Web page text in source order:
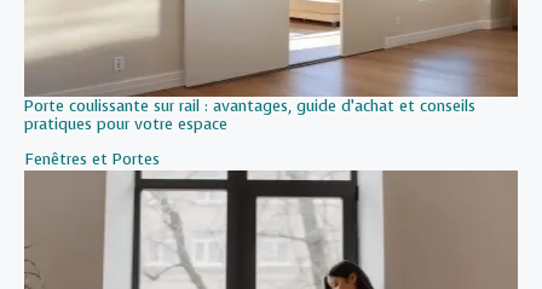
Porte coulissante sur rail : avantages, guide d’achat et conseils
pratiques pour votre espace
Par rapport à
Fenêtres et Portes